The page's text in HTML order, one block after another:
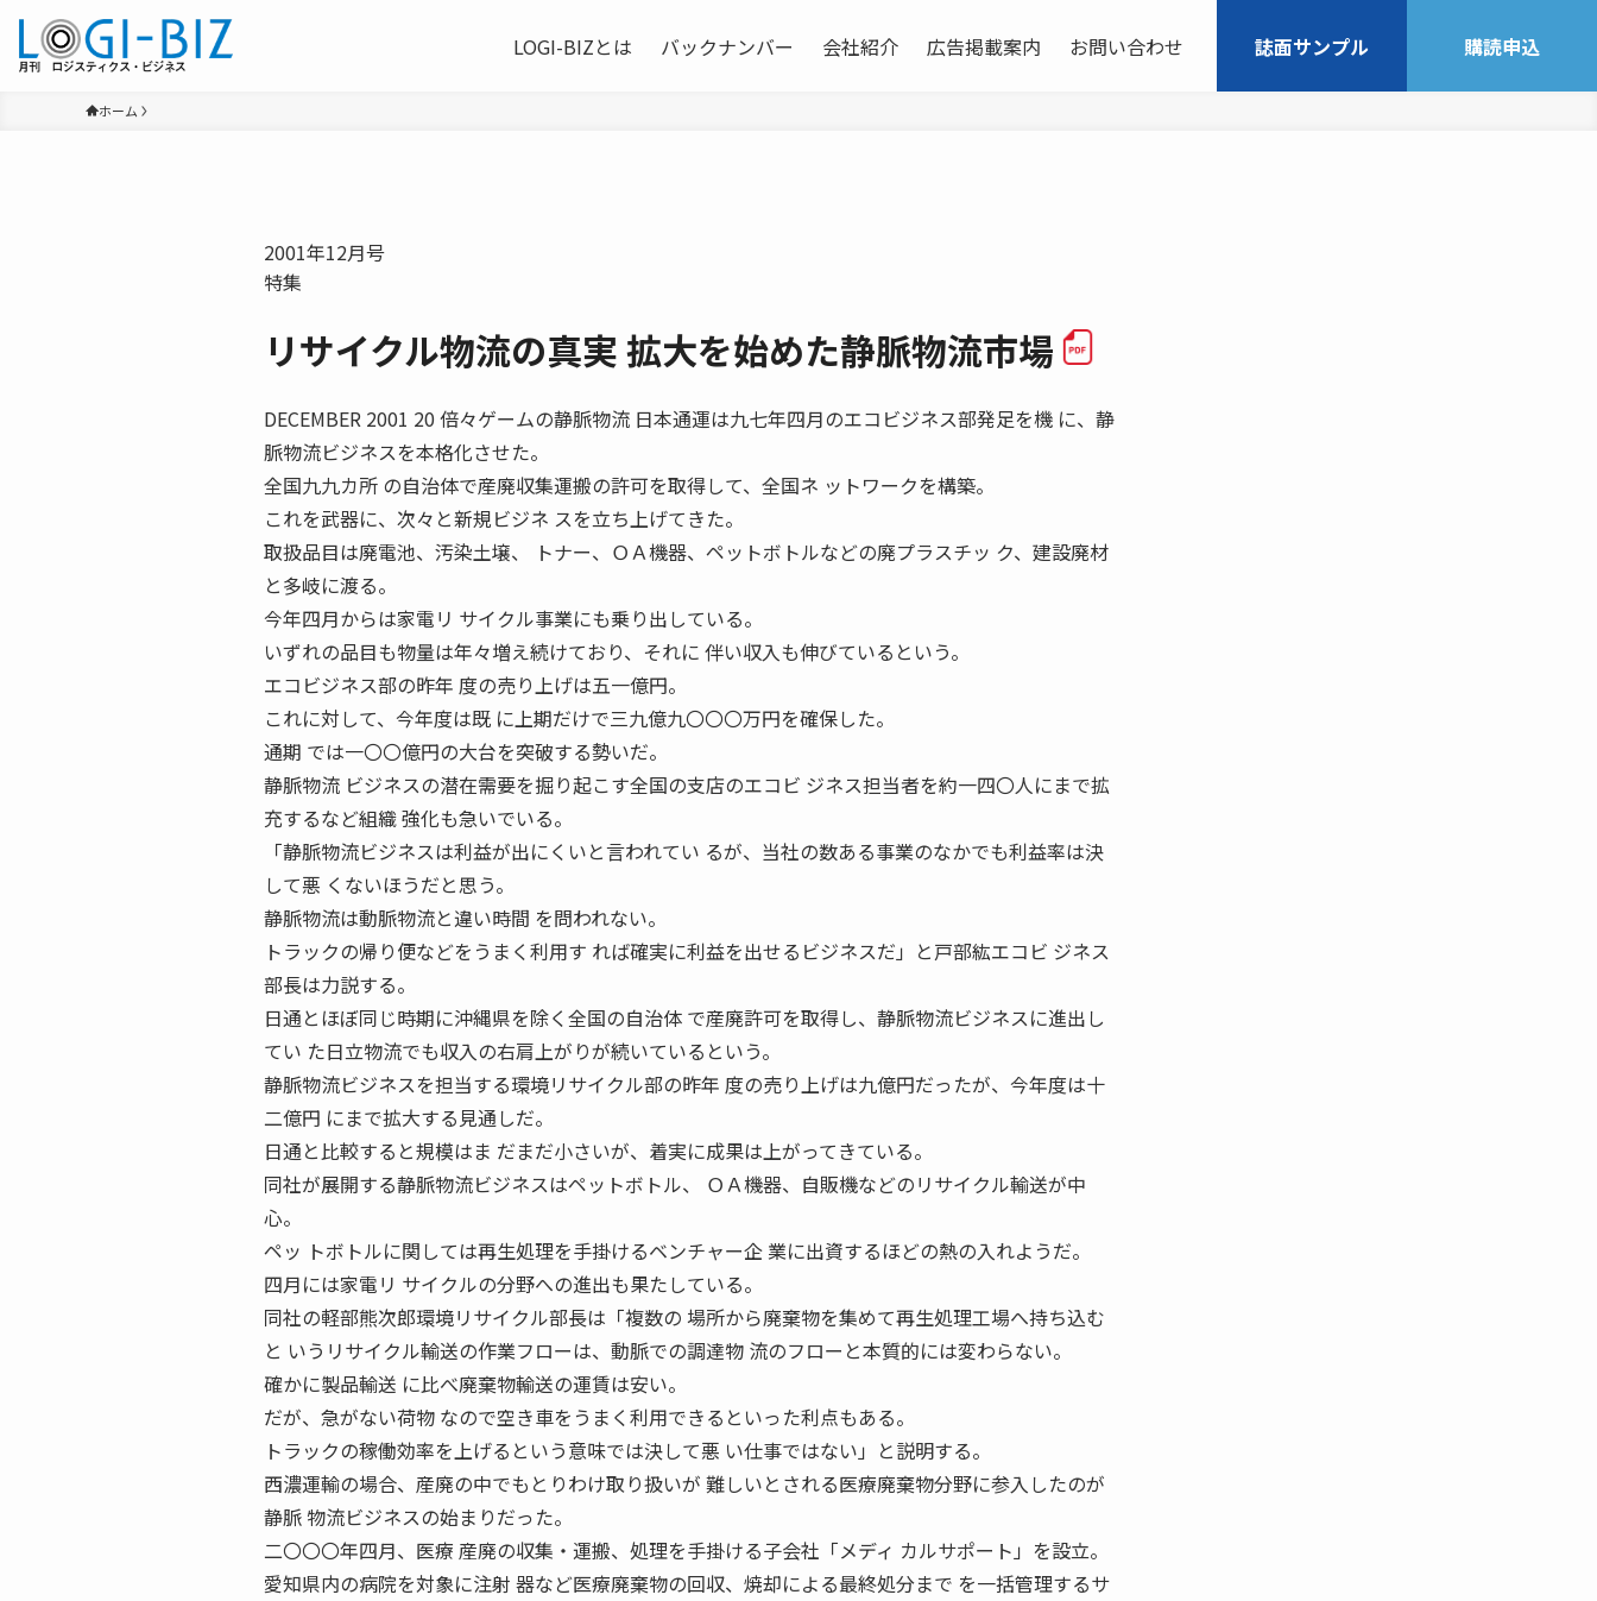
LOGI-BIZとは バックナンバー 会社紹介 広告掲載案内 お問い合わせ 誌面サンプル 購読申込
ホーム
2001年12月号
特集
リサイクル物流の真実 拡大を始めた静脈物流市場
DECEMBER 2001 20 倍々ゲームの静脈物流 日本通運は九七年四月のエコビジネス部発足を機 に、静
脈物流ビジネスを本格化させた。
全国九九カ所 の自治体で産廃収集運搬の許可を取得して、全国ネ ットワークを構築。
これを武器に、次々と新規ビジネ スを立ち上げてきた。
取扱品目は廃電池、汚染土壌、 トナー、ＯＡ機器、ペットボトルなどの廃プラスチッ ク、建設廃材
と多岐に渡る。
今年四月からは家電リ サイクル事業にも乗り出している。
いずれの品目も物量は年々増え続けており、それに 伴い収入も伸びているという。
エコビジネス部の昨年 度の売り上げは五一億円。
これに対して、今年度は既 に上期だけで三九億九〇〇〇万円を確保した。
通期 では一〇〇億円の大台を突破する勢いだ。
静脈物流 ビジネスの潜在需要を掘り起こす全国の支店のエコビ ジネス担当者を約一四〇人にまで拡
充するなど組織 強化も急いでいる。
「静脈物流ビジネスは利益が出にくいと言われてい るが、当社の数ある事業のなかでも利益率は決
して悪 くないほうだと思う。
静脈物流は動脈物流と違い時間 を問われない。
トラックの帰り便などをうまく利用す れば確実に利益を出せるビジネスだ」と戸部紘エコビ ジネス
部長は力説する。
日通とほぼ同じ時期に沖縄県を除く全国の自治体 で産廃許可を取得し、静脈物流ビジネスに進出し
てい た日立物流でも収入の右肩上がりが続いているという。
静脈物流ビジネスを担当する環境リサイクル部の昨年 度の売り上げは九億円だったが、今年度は十
二億円 にまで拡大する見通しだ。
日通と比較すると規模はま だまだ小さいが、着実に成果は上がってきている。
同社が展開する静脈物流ビジネスはペットボトル、 ＯＡ機器、自販機などのリサイクル輸送が中
心。
ペッ トボトルに関しては再生処理を手掛けるベンチャー企 業に出資するほどの熱の入れようだ。
四月には家電リ サイクルの分野への進出も果たしている。
同社の軽部熊次郎環境リサイクル部長は「複数の 場所から廃棄物を集めて再生処理工場へ持ち込む
と いうリサイクル輸送の作業フローは、動脈での調達物 流のフローと本質的には変わらない。
確かに製品輸送 に比べ廃棄物輸送の運賃は安い。
だが、急がない荷物 なので空き車をうまく利用できるといった利点もある。
トラックの稼働効率を上げるという意味では決して悪 い仕事ではない」と説明する。
西濃運輸の場合、産廃の中でもとりわけ取り扱いが 難しいとされる医療廃棄物分野に参入したのが
静脈 物流ビジネスの始まりだった。
二〇〇〇年四月、医療 産廃の収集・運搬、処理を手掛ける子会社「メディ カルサポート」を設立。
愛知県内の病院を対象に注射 器など医療廃棄物の回収、焼却による最終処分まで を一括管理するサ